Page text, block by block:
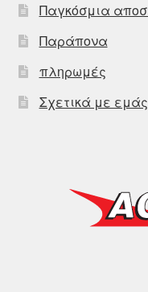
Παγκόσμια
Παράπονα
πληρωμές
Σχετικά με εμάς